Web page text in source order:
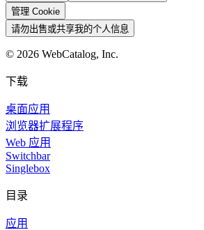
管理 Cookie
请勿出售或共享我的个人信息
© 2026 WebCatalog, Inc.
下载
桌面应用
浏览器扩展程序
Web 应用
Switchbar
Singlebox
目录
应用